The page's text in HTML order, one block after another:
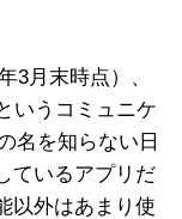
3月末時点）、
いうコミュニケ
名を知らない日
ているアプリだ
以外はあまり使